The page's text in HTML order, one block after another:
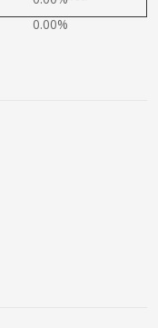
0.00%